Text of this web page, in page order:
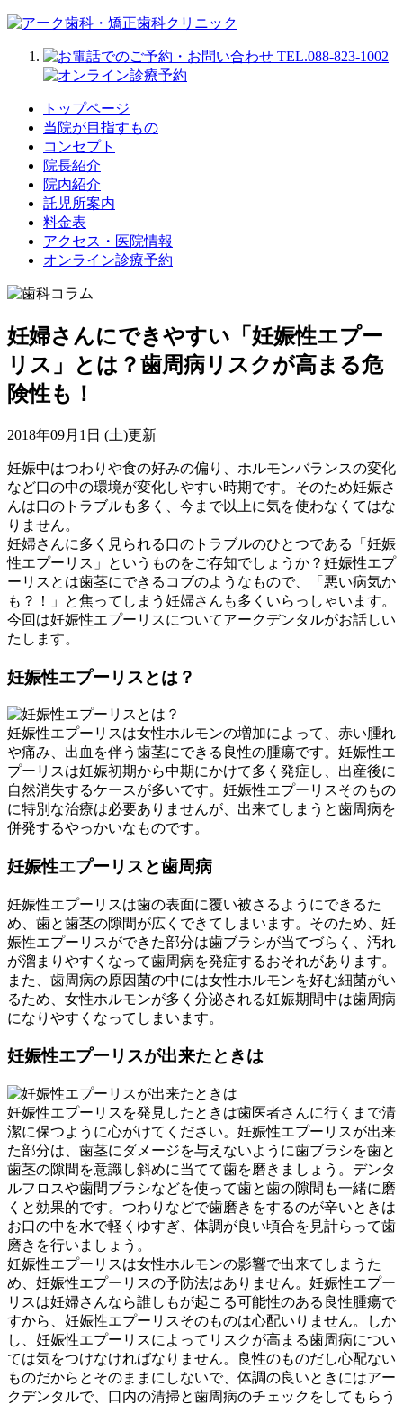
トップページ
当院が目指すもの
コンセプト
院長紹介
院内紹介
託児所案内
料金表
アクセス・医院情報
オンライン診療予約
妊婦さんにできやすい「妊娠性エプー
リス」とは？歯周病リスクが高まる危
険性も！
2018年09月1日 (土)更新
妊娠中はつわりや食の好みの偏り、ホルモンバランスの変化
など口の中の環境が変化しやすい時期です。そのため妊娠さ
んは口のトラブルも多く、今まで以上に気を使わなくてはな
りません。
妊婦さんに多く見られる口のトラブルのひとつである「妊娠
性エプーリス」というものをご存知でしょうか？妊娠性エプ
ーリスとは歯茎にできるコブのようなもので、「悪い病気か
も？！」と焦ってしまう妊婦さんも多くいらっしゃいます。
今回は妊娠性エプーリスについてアークデンタルがお話しい
たします。
妊娠性エプーリスとは？
妊娠性エプーリスは女性ホルモンの増加によって、赤い腫れ
や痛み、出血を伴う歯茎にできる良性の腫瘍です。妊娠性エ
プーリスは妊娠初期から中期にかけて多く発症し、出産後に
自然消失するケースが多いです。妊娠性エプーリスそのもの
に特別な治療は必要ありませんが、出来てしまうと歯周病を
併発するやっかいなものです。
妊娠性エプーリスと歯周病
妊娠性エプーリスは歯の表面に覆い被さるようにできるた
め、歯と歯茎の隙間が広くできてしまいます。そのため、妊
娠性エプーリスができた部分は歯ブラシが当てづらく、汚れ
が溜まりやすくなって歯周病を発症するおそれがあります。
また、歯周病の原因菌の中には女性ホルモンを好む細菌がい
るため、女性ホルモンが多く分泌される妊娠期間中は歯周病
になりやすくなってしまいます。
妊娠性エプーリスが出来たときは
妊娠性エプーリスを発見したときは歯医者さんに行くまで清
潔に保つように心がけてください。妊娠性エプーリスが出来
た部分は、歯茎にダメージを与えないように歯ブラシを歯と
歯茎の隙間を意識し斜めに当てて歯を磨きましょう。デンタ
ルフロスや歯間ブラシなどを使って歯と歯の隙間も一緒に磨
くと効果的です。つわりなどで歯磨きをするのが辛いときは
お口の中を水で軽くゆすぎ、体調が良い頃合を見計らって歯
磨きを行いましょう。
妊娠性エプーリスは女性ホルモンの影響で出来てしまうた
め、妊娠性エプーリスの予防法はありません。妊娠性エプー
リスは妊婦さんなら誰しもが起こる可能性のある良性腫瘍で
すから、妊娠性エプーリスそのものは心配いりません。しか
し、妊娠性エプーリスによってリスクが高まる歯周病につい
ては気をつけなければなりません。良性のものだし心配ない
ものだからとそのままにしないで、体調の良いときにはアー
クデンタルで、口内の清掃と歯周病のチェックをしてもらう